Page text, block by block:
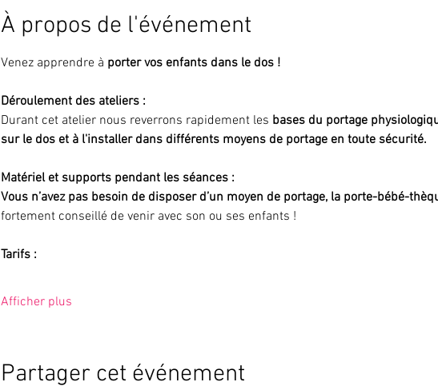
À propos de l'événement
Venez apprendre à porter vos enfants dans le dos !
Déroulement des ateliers :
Durant cet atelier nous reverrons rapidement les bases du portage
sur le dos et à l'installer dans différents moyens de portage en toute sécurité.
Matériel et supports pendant les séances :
Vous n’avez pas besoin de disposer d’un moyen de portage, la porte-bébé-
fortement conseillé de venir avec son ou ses enfants !
Tarifs :
Afficher plus
Partager cet événement